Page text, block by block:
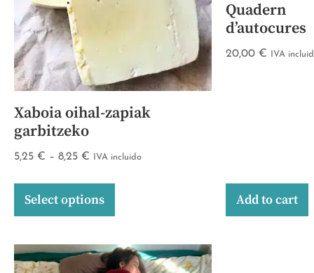
Xaboia oihal-zapiak
garbitzeko
5,25 € – 8,25 € IVA incluido
Select options
Quadern
d’autocures
20,00 € IVA
Add to cart